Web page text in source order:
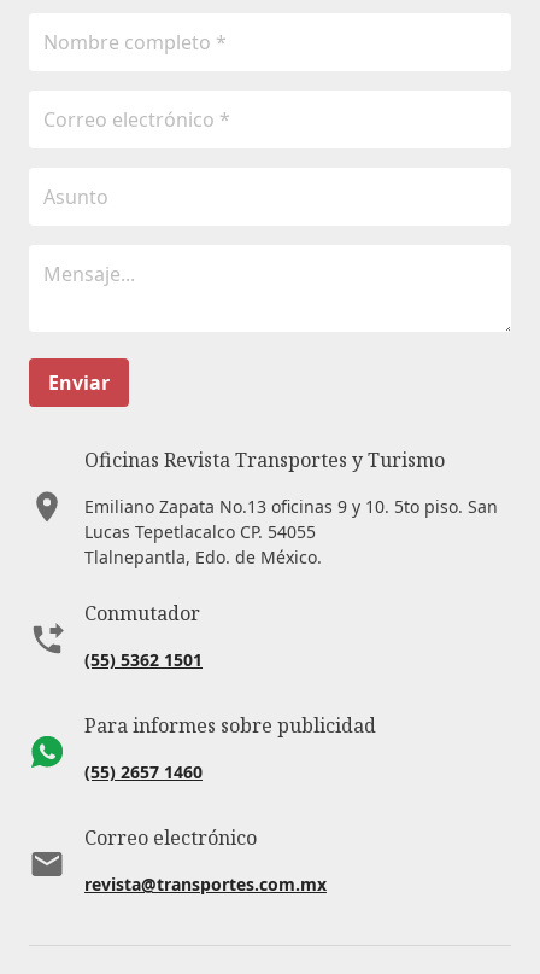
Enviar
Oficinas Revista Transportes y Turismo
Emiliano Zapata No.13 oficinas 9 y 10. 5to piso. San
Lucas Tepetlacalco CP. 54055
Tlalnepantla, Edo. de México.
Conmutador
(55) 5362 1501
Para informes sobre publicidad
(55) 2657 1460
Correo electrónico
revista@transportes.com.mx